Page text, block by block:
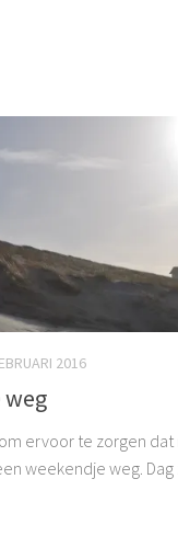
2016
ervoor te zorgen
weekendje weg. Dag